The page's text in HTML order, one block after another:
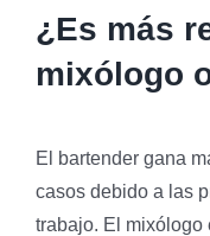
¿Es más
mixólogo
El bartender gana
casos debido a las
trabajo. El mixólogo